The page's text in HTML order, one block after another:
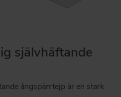
självhäftande
ångspärrtejp är en stark